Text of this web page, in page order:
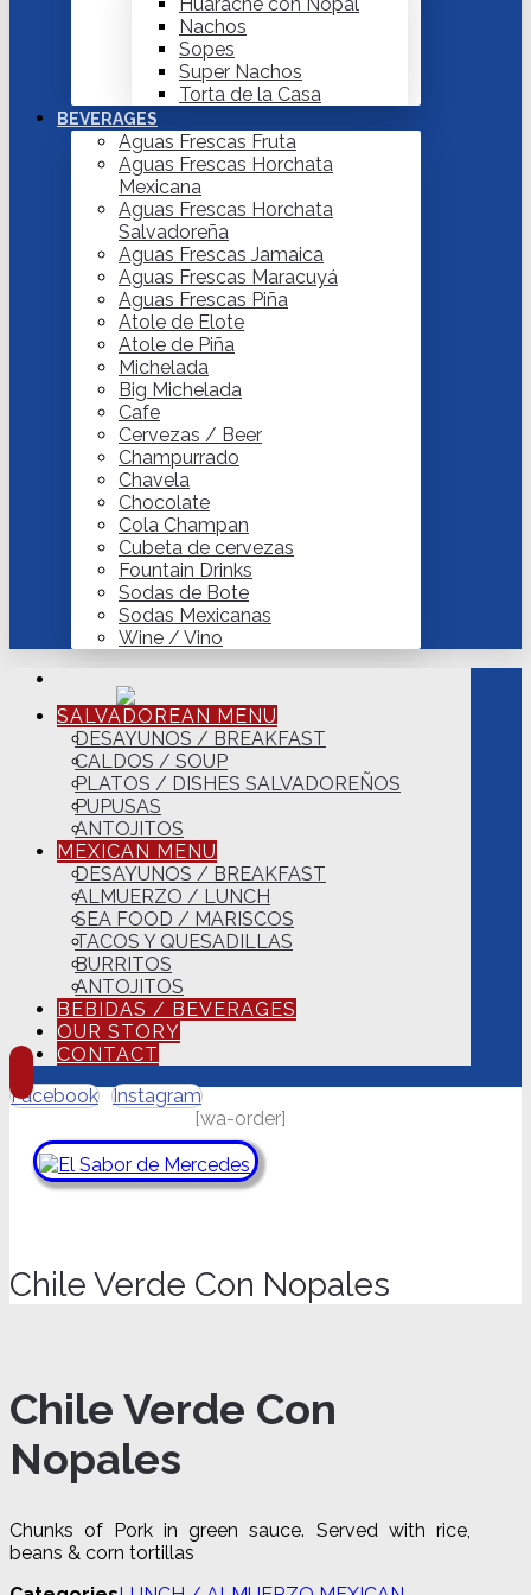
Nachos
Sopes
Super Nachos
Torta de la Casa
BEVERAGES
Aguas Frescas Fruta
Aguas Frescas Horchata
Mexicana
Aguas Frescas Horchata
Salvadoreña
Aguas Frescas Jamaica
Aguas Frescas Maracuyá
Aguas Frescas Piña
Atole de Elote
Atole de Piña
Michelada
Big Michelada
Cafe
Cervezas / Beer
Champurrado
Chavela
Chocolate
Cola Champan
Cubeta de cervezas
Fountain Drinks
Sodas de Bote
Sodas Mexicanas
Wine / Vino
SALVADOREAN MENU
DESAYUNOS / BREAKFAST
CALDOS / SOUP
PLATOS / DISHES SALVADOREÑOS
PUPUSAS
ANTOJITOS
MEXICAN MENU
DESAYUNOS / BREAKFAST
ALMUERZO / LUNCH
SEA FOOD / MARISCOS
TACOS Y QUESADILLAS
BURRITOS
ANTOJITOS
BEBIDAS / BEVERAGES
OUR STORY
CONTACT
Facebook
Instagram
[wa-order]
Chile Verde Con Nopales
Chile Verde Con
Nopales
Chunks of Pork in green sauce. Served with rice,
beans & corn tortillas